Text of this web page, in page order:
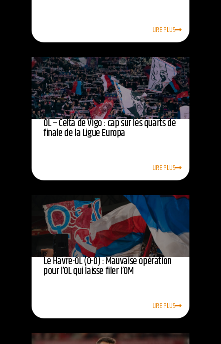
LIRE PLUS
OL – Celta de Vigo : cap sur les quarts de
finale de la Ligue Europa
LIRE PLUS
Le Havre-OL (0-0) : Mauvaise opération
pour l’OL qui laisse filer l’OM
LIRE PLUS